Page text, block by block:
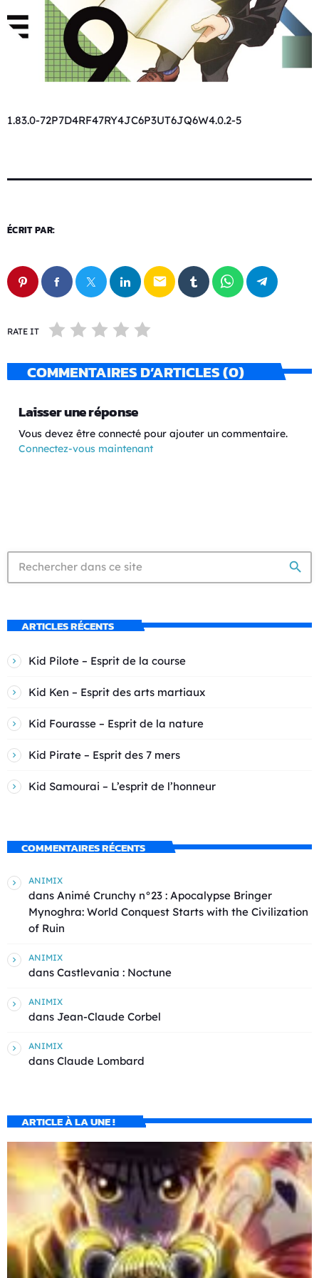
1.83.0-72P7D4RF47RY4JC6P3UT6JQ6W4.0.2-5
ÉCRIT PAR:
email
RATE IT
COMMENTAIRES D’ARTICLES (0)
Laisser une réponse
Vous devez être connecté pour ajouter un commentaire.
Connectez-vous maintenant
search
ARTICLES RÉCENTS
Kid Pilote – Esprit de la course
Kid Ken – Esprit des arts martiaux
Kid Fourasse – Esprit de la nature
Kid Pirate – Esprit des 7 mers
Kid Samourai – L’esprit de l’honneur
COMMENTAIRES RÉCENTS
ANIMIX
dans Animé Crunchy n°23 : Apocalypse Bringer
Mynoghra: World Conquest Starts with the Civilization
of Ruin
ANIMIX
dans Castlevania : Noctune
ANIMIX
dans Jean-Claude Corbel
ANIMIX
dans Claude Lombard
ARTICLE À LA UNE !